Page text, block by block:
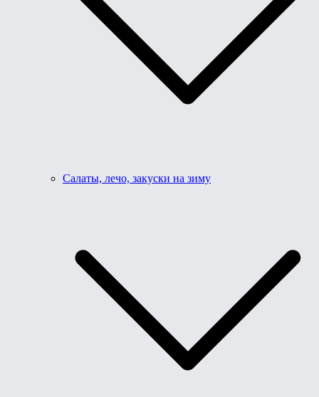
Салаты, лечо, закуски на зиму